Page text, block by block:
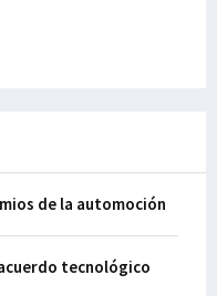
de la automoción
tecnológico